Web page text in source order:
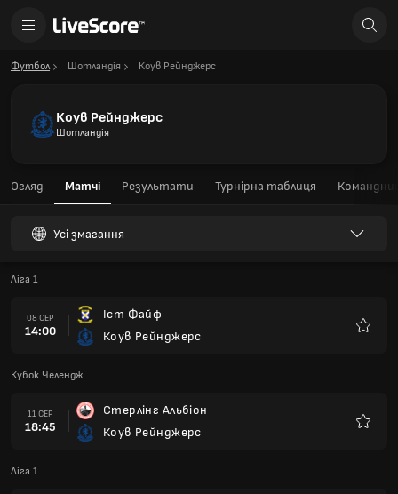
Футбол Шотландія Коув Рейнджерс
Коув Рейнджерс
Шотландія
Огляд Матчі Результати Турнірна таблиця
Усі змагання
Ліга 1
08 СЕР
14:00
Іст Файф
Коув Рейнджерс
Кубок Челендж
11 СЕР
18:45
Стерлінг Альбіон
Коув Рейнджерс
Ліга 1